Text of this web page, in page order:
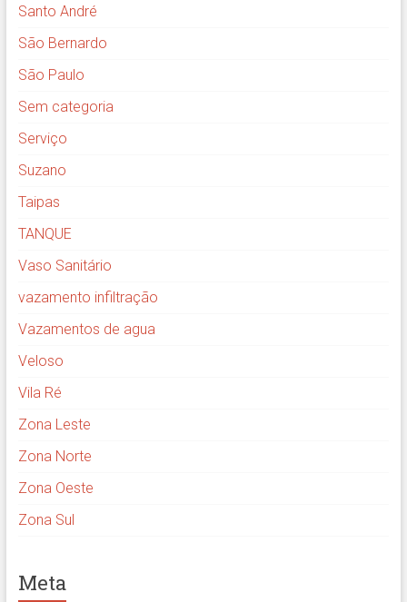
Santo André
São Bernardo
São Paulo
Sem categoria
Serviço
Suzano
Taipas
TANQUE
Vaso Sanitário
vazamento infiltração
Vazamentos de agua
Veloso
Vila Ré
Zona Leste
Zona Norte
Zona Oeste
Zona Sul
Meta